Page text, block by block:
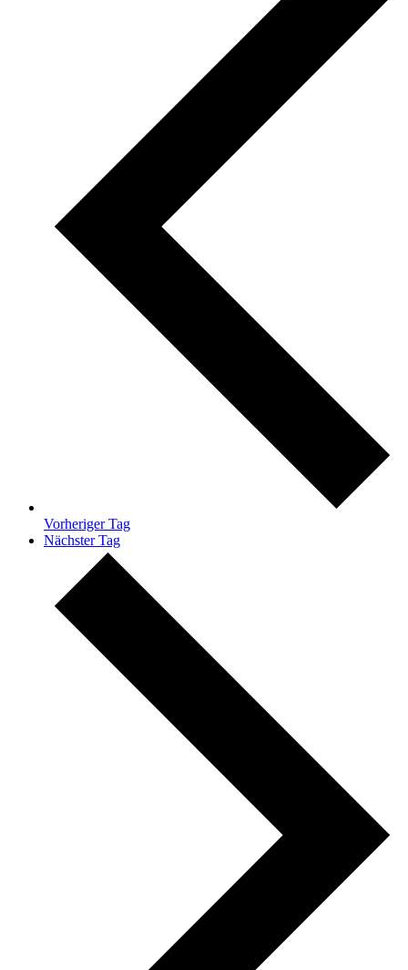
Vorheriger Tag
Nächster Tag